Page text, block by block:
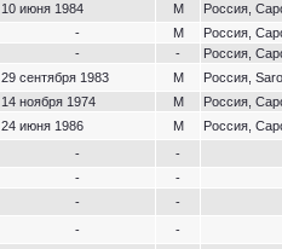
10 июня 1984 М
Россия,
- М
Россия,
- -
Россия,
29 сентября 1983 М
Россия,
14 ноября 1974 М
Россия,
24 июня 1986 М
Россия,
-
-
-
-
-
-
-
-